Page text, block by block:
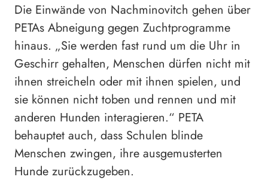
Die Einwände von Nachminovitch gehen über
PETAs Abneigung gegen Zuchtprogramme
hinaus. „Sie werden fast rund um die Uhr in
Geschirr gehalten, Menschen dürfen nicht mit
ihnen streicheln oder mit ihnen spielen, und
sie können nicht toben und rennen und mit
anderen Hunden interagieren.“ PETA
behauptet auch, dass Schulen blinde
Menschen zwingen, ihre ausgemusterten
Hunde zurückzugeben.